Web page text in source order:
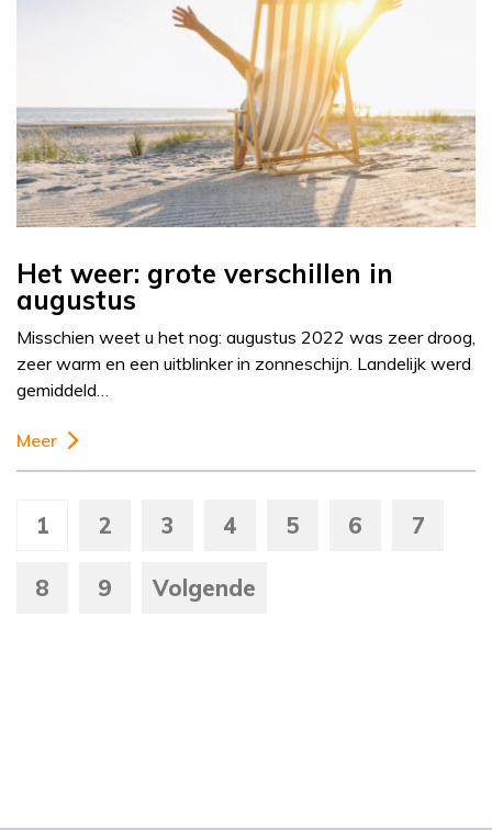
Het weer: grote verschillen in
augustus
Misschien weet u het nog: augustus 2022 was zeer droog,
zeer warm en een uitblinker in zonneschijn. Landelijk werd
gemiddeld…
Meer
1 2 3 4 5 6 7
8 9 Volgende